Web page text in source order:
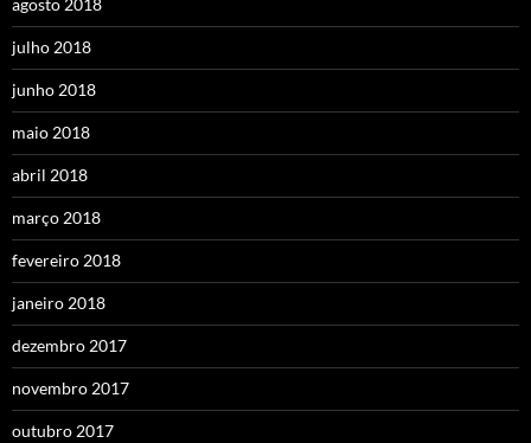
agosto 2018
julho 2018
junho 2018
maio 2018
abril 2018
março 2018
fevereiro 2018
janeiro 2018
dezembro 2017
novembro 2017
outubro 2017